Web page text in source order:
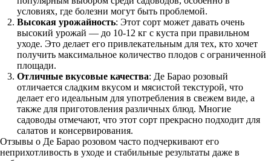
условиях, где болезни могут быть проблемой.
Высокая урожайность: Этот сорт может давать очень
высокий урожай — до 10-12 кг с куста при правильном
уходе. Это делает его привлекательным для тех, кто хочет
получить максимальное количество плодов с ограниченной
площади.
Отличные вкусовые качества: Де Барао розовый
отличается сладким вкусом и мясистой текстурой, что
делает его идеальным для употребления в свежем виде, а
также для приготовления различных блюд. Многие
садоводы отмечают, что этот сорт прекрасно подходит для
салатов и консервирования.
Отзывы о Де Барао розовом часто подчеркивают его
неприхотливость в уходе и стабильные результаты даже в